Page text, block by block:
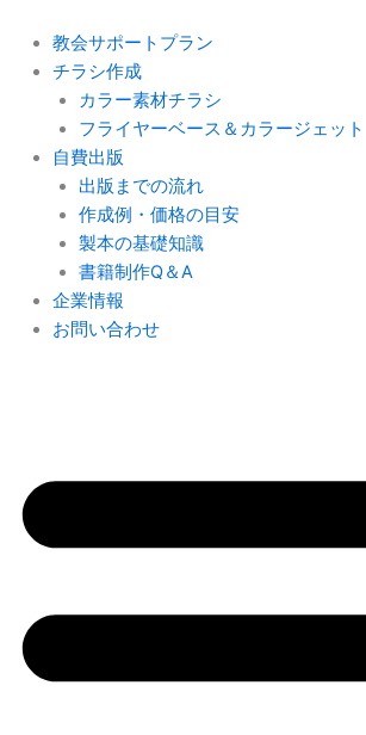
教会サポートプラン
チラシ作成
カラー素材チラシ
フライヤーベース＆カラージェット
自費出版
出版までの流れ
作成例・価格の目安
製本の基礎知識
書籍制作Q＆A
企業情報
お問い合わせ